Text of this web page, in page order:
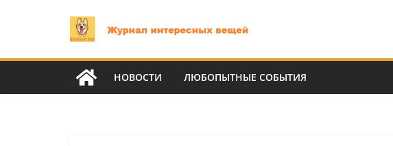
НОВОСТИ ЛЮБОПЫТНЫЕ СОБЫТИЯ